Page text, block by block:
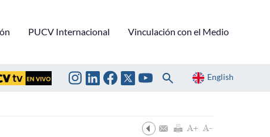
PUCV Internacional Vinculación con el Medio
English